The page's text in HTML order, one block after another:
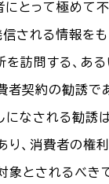
にとって極めて
信される情報を
を訪問する、あ
者契約の勧誘で
になされる勧誘
り、消費者の権
象とされるべき